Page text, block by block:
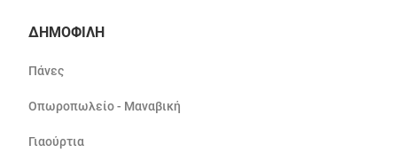
ΔΗΜΟΦΙΛΗ
Πάνες
Οπωροπωλείο - Μαναβική
Γιαούρτια